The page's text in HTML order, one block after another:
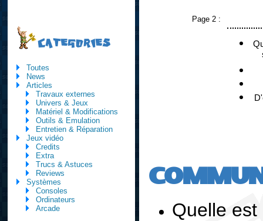
Page 2 :
Quelle
CATEGORIES
Toutes
News
Articles
Travaux externes
Univers & Jeux
Matériel & Modifications
Outils & Emulation
Entretien & Réparation
Jeux vidéo
Credits
Extra
Trucs & Astuces
Reviews
Systèmes
Consoles
Ordinateurs
Arcade